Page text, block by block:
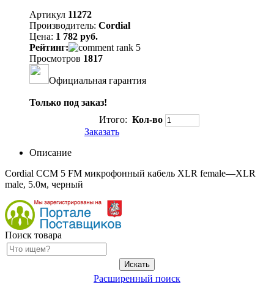
Артикул 11272
Производитель: Cordial
Цена: 1 782 руб.
Рейтинг:
Просмотров 1817
Официальная гарантия
Только под заказ!
Итого: Кол-во
Заказать
Описание
Cordial CCM 5 FM микрофонный кабель XLR female—XLR
male, 5.0м, черный
Поиск товара
Расширенный поиск